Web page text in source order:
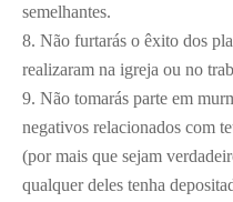
semelhantes.
8. Não furtarás o êxito dos
realizaram na igreja ou no
9. Não tomarás parte em
negativos relacionados com
(por mais que sejam
qualquer deles tenha